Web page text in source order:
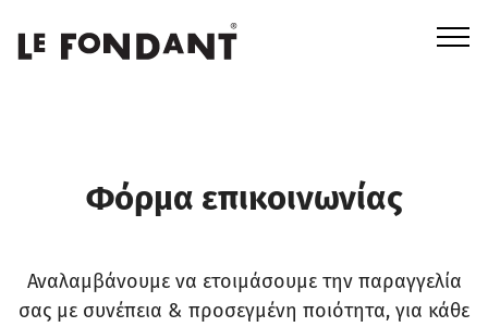
Φόρμα επικοινωνίας
Αναλαμβάνουμε να ετοιμάσουμε την παραγγελία
σας με συνέπεια & προσεγμένη ποιότητα, για κάθε